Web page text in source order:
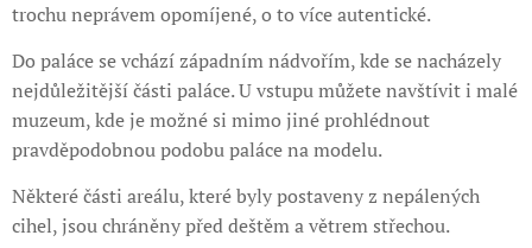
trochu neprávem opomíjené, o to více autentické.
Do paláce se vchází západním nádvořím, kde se nacházely
nejdůležitější části paláce. U vstupu můžete navštívit i malé
muzeum, kde je možné si mimo jiné prohlédnout
pravděpodobnou podobu paláce na modelu.
Některé části areálu, které byly postaveny z nepálených
cihel, jsou chráněny před deštěm a větrem střechou.